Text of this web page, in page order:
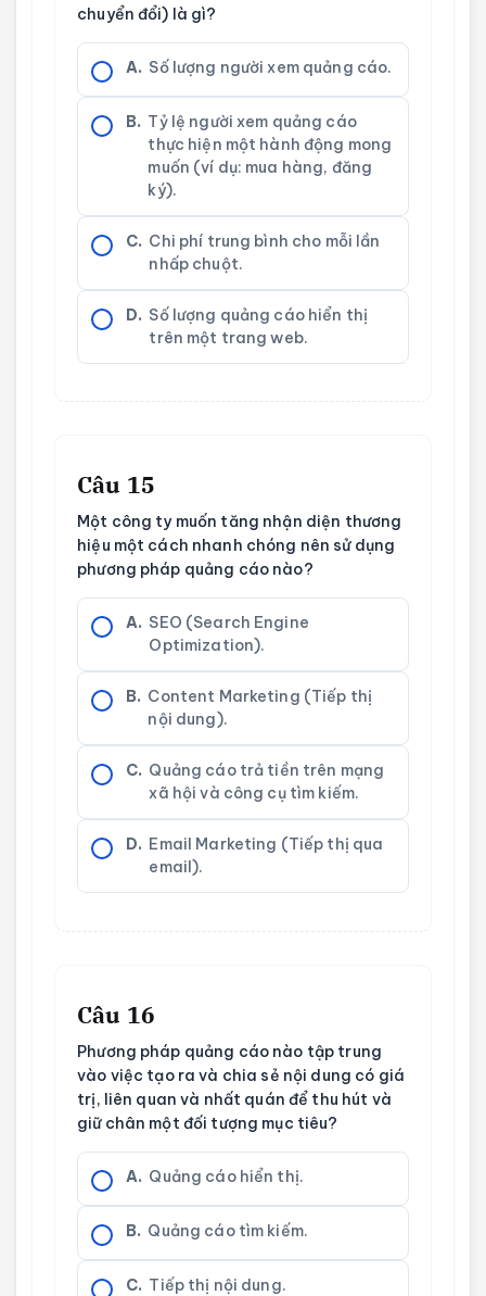
chuyển đổi) là gì?
A. Số lượng người xem quảng cáo.
B. Tỷ lệ người xem quảng cáo
thực hiện một hành động mong
muốn (ví dụ: mua hàng, đăng
ký).
C. Chi phí trung bình cho mỗi lần
nhấp chuột.
D. Số lượng quảng cáo hiển thị
trên một trang web.
Câu 15
Một công ty muốn tăng nhận diện thương
hiệu một cách nhanh chóng nên sử dụng
phương pháp quảng cáo nào?
A. SEO (Search Engine
Optimization).
B. Content Marketing (Tiếp thị
nội dung).
C. Quảng cáo trả tiền trên mạng
xã hội và công cụ tìm kiếm.
D. Email Marketing (Tiếp thị qua
email).
Câu 16
Phương pháp quảng cáo nào tập trung
vào việc tạo ra và chia sẻ nội dung có giá
trị, liên quan và nhất quán để thu hút và
giữ chân một đối tượng mục tiêu?
A. Quảng cáo hiển thị.
B. Quảng cáo tìm kiếm.
C. Tiếp thị nội dung.